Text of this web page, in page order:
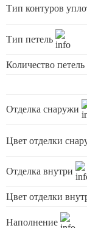
Тип контуров
Тип петель
Количество петель
Отделка снаружи
Цвет отделки
Отделка внутри
Цвет отделки
Наполнение